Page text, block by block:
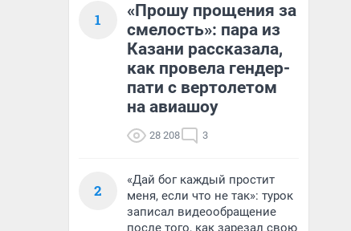
1
«Прошу прощения за
смелость»: пара из
Казани рассказала,
как провела гендер-
пати с вертолетом
на авиашоу
28 208 3
2
«Дай бог каждый простит
меня, если что не так»: турок
записал видеообращение
после того, как зарезал свою